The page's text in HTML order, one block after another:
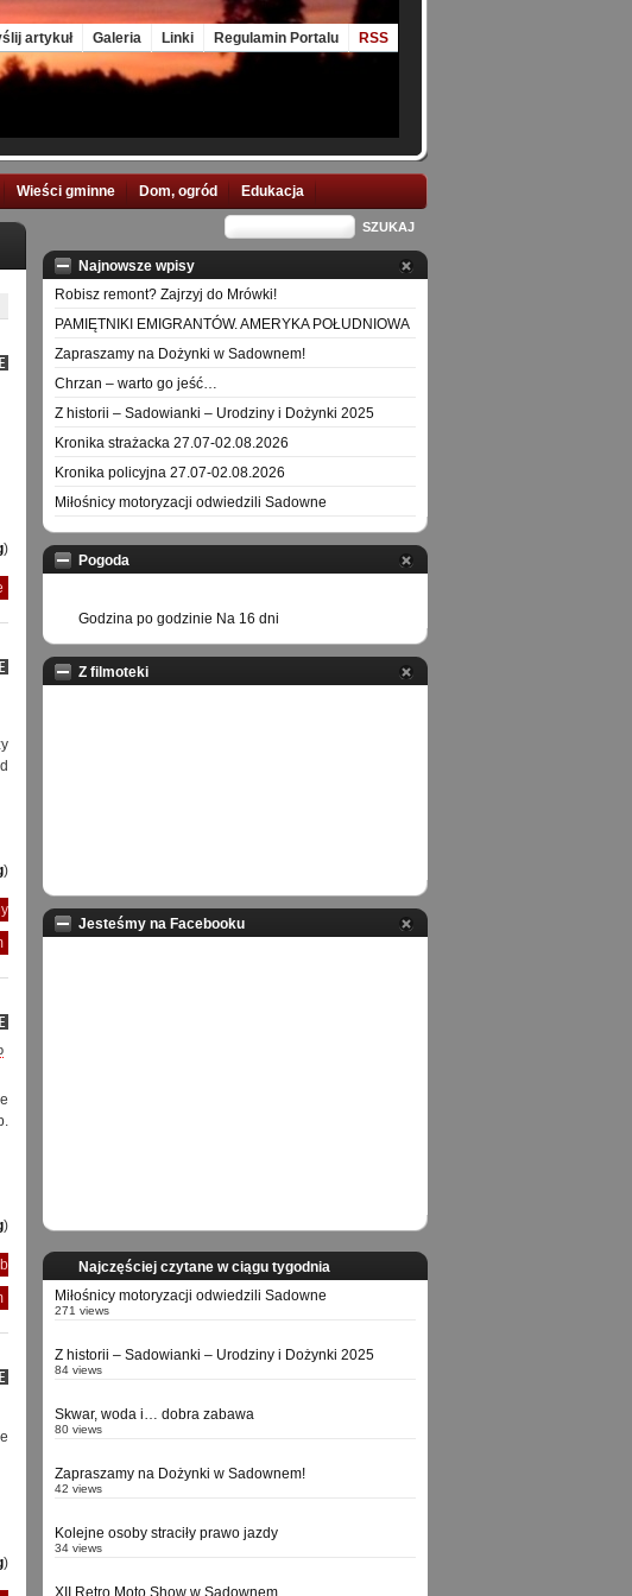
artykuł Galeria Linki Regulamin Portalu RSS
Wieści gminne Dom, ogród Edukacja
)
)
)
)
Najnowsze wpisy
Robisz remont? Zajrzyj do Mrówki!
PAMIĘTNIKI EMIGRANTÓW. AMERYKA POŁUDNIOWA
Zapraszamy na Dożynki w Sadownem!
Chrzan – warto go jeść…
Z historii – Sadowianki – Urodziny i Dożynki 2025
Kronika strażacka 27.07-02.08.2026
Kronika policyjna 27.07-02.08.2026
Miłośnicy motoryzacji odwiedzili Sadowne
Pogoda
Godzina po godzinie Na 16 dni
Z filmoteki
Jesteśmy na Facebooku
Najczęściej czytane w ciągu tygodnia
Miłośnicy motoryzacji odwiedzili Sadowne
271 views
Z historii – Sadowianki – Urodziny i Dożynki 2025
84 views
Skwar, woda i… dobra zabawa
80 views
Zapraszamy na Dożynki w Sadownem!
42 views
Kolejne osoby straciły prawo jazdy
34 views
XII Retro Moto Show w Sadownem